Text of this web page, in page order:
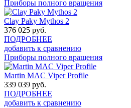
Приборы полного вращения
Clay Paky Mythos 2
376 025 руб.
ПОДРОБНЕЕ
добавить к сравнению
Приборы полного вращения
Martin MAC Viper Profile
339 039 руб.
ПОДРОБНЕЕ
добавить к сравнению